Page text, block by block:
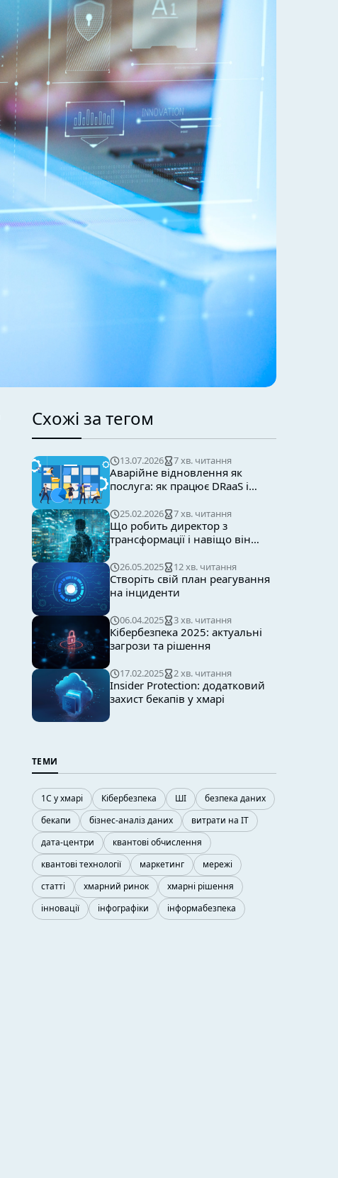
Схожі за тегом
Аварійне відновлення як
послуга: як працює DRaaS і
сценарій відновлення
13.07.2026 7 хв. читання
Що робить директор з
трансформації і навіщо він
25.02.2026 7 хв. читання
Створіть свій план реагування
на інциденти
26.05.2025 12 хв. читання
Кібербезпека 2025: актуальні
загрози та рішення
06.04.2025 3 хв. читання
Insider Protection: додатковий
захист бекапів у хмарі
17.02.2025 2 хв. читання
ТЕМИ
1С у хмарі Кібербезпека ШІ
безпека даних
бекапи
бізнес-аналіз даних
витрати на ІТ
дата-центри
квантові обчислення
квантові технології
маркетинг
мережі
статті
хмарний ринок
хмарні рішення
інновації
інфографіки інформабезпека